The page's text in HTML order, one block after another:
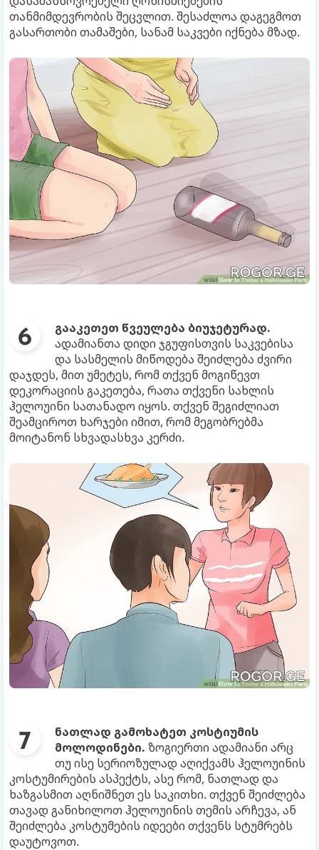
თანმიმდევრობის შეცვლით. შესაძლოა დაგეგმოთ
გასართობი თამაშები, სანამ საკვები იქნება მზად.
გააკეთეთ წვეულება ბიუჯეტურად.
ადამიანთა დიდი ჯგუფისთვის საკვებისა
და სასმელის მიწოდება შეიძლება ძვირი
დაჯდეს, მით უმეტეს, რომ თქვენ მოგიწევთ
დეკორაციის გაკეთება, რათა თქვენი სახლის
ჰელოუინი სათანადო იყოს. თქვენ შეგიძლიათ
შეამციროთ ხარჯები იმით, რომ მეგობრებმა
მოიტანონ სხვადასხვა კერძი.
ნათლად გამოხატეთ კოსტიუმის
მოლოდინები. ზოგიერთი ადამიანი არც
თუ ისე სერიოზულად აღიქვამს ჰელოუინის
კოსტუმირების ასპექტს, ასე რომ, ნათლად და
ხაზგასმით აღნიშნეთ ეს საკითხი. თქვენ შეიძლება
თავად განიხილოთ ჰელოუინის თემის არჩევა, ან
შეიძლება კოსტუმების იდეები თქვენს სტუმრებს
დაუტოვოთ.